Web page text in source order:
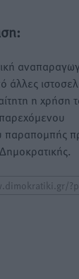
άλλες
η χρήση
παραπομπής